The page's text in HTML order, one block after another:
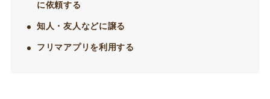
に依頼する
知人・友人などに譲る
フリマアプリを利用する